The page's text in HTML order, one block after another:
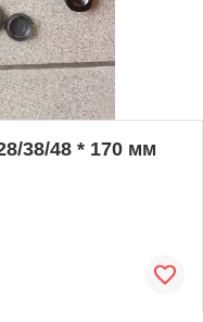
38/48 * 170 мм